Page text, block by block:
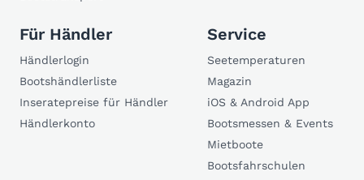
Für Händler
Händlerlogin
Bootshändlerliste
Inseratepreise für Händler
Händlerkonto
Service
Seetemperaturen
Magazin
iOS & Android App
Bootsmessen & Events
Mietboote
Bootsfahrschulen